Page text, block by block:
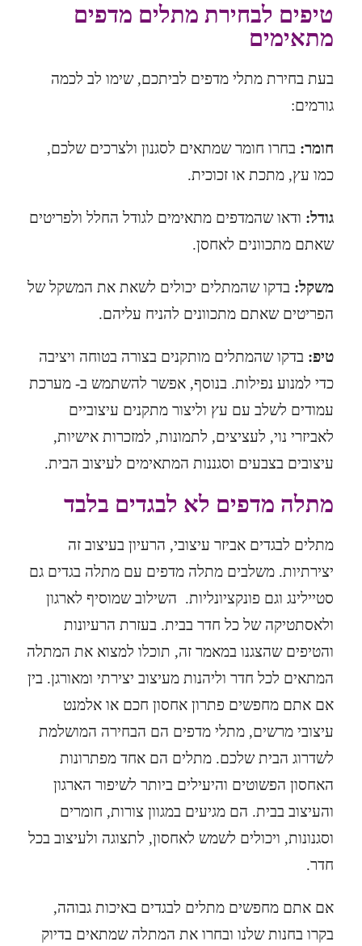
טיפים לבחירת מתלים מדפים
מתאימים
בעת בחירת מתלי מדפים לביתכם, שימו לב לכמה
גורמים:
חומר: בחרו חומר שמתאים לסגנון ולצרכים שלכם,
כמו עץ, מתכת או זכוכית.
גודל: ודאו שהמדפים מתאימים לגודל החלל ולפריטים
שאתם מתכוונים לאחסן.
משקל: בדקו שהמתלים יכולים לשאת את המשקל של
הפריטים שאתם מתכוונים להניח עליהם.
טיפ: בדקו שהמתלים מותקנים בצורה בטוחה ויציבה
כדי למנוע נפילות. בנוסף, אפשר להשתמש ב- מערכת
עמודים לשלב עם עץ וליצור מתקנים עיצוביים
לאביזרי נוי, לעציצים, לתמונות, למזכרות אישיות,
עיצובים בצבעים וסגננות המתאימים לעיצוב הבית.
מתלה מדפים לא לבגדים בלבד
מתלים לבגדים אביזר עיצובי, הרעיון בעיצוב זה
יצירתיות. משלבים מתלה מדפים עם מתלה בגדים גם
סטיילינג וגם פונקציונליות. השילוב שמוסיף לארגון
ולאסתטיקה של כל חדר בבית. בעזרת הרעיונות
והטיפים שהצגנו במאמר זה, תוכלו למצוא את המתלה
המתאים לכל חדר וליהנות מעיצוב יצירתי ומאורגן. בין
אם אתם מחפשים פתרון אחסון חכם או אלמנט
עיצובי מרשים, מתלי מדפים הם הבחירה המושלמת
לשדרוג הבית שלכם. מתלים הם אחד מפתרונות
האחסון הפשוטים והיעילים ביותר לשיפור הארגון
והעיצוב בבית. הם מגיעים במגוון צורות, חומרים
וסגנונות, ויכולים לשמש לאחסון, לתצוגה ולעיצוב בכל
חדר.
אם אתם מחפשים מתלים לבגדים באיכות גבוהה,
בקרו בחנות שלנו ובחרו את המתלה שמתאים בדיוק